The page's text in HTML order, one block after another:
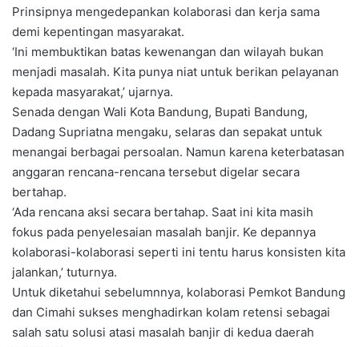
Prinsipnya mengedepankan kolaborasi dan kerja sama
demi kepentingan masyarakat.
‘Ini membuktikan batas kewenangan dan wilayah bukan
menjadi masalah. Kita punya niat untuk berikan pelayanan
kepada masyarakat,’ ujarnya.
Senada dengan Wali Kota Bandung, Bupati Bandung,
Dadang Supriatna mengaku, selaras dan sepakat untuk
menangai berbagai persoalan. Namun karena keterbatasan
anggaran rencana-rencana tersebut digelar secara
bertahap.
‘Ada rencana aksi secara bertahap. Saat ini kita masih
fokus pada penyelesaian masalah banjir. Ke depannya
kolaborasi-kolaborasi seperti ini tentu harus konsisten kita
jalankan,’ tuturnya.
Untuk diketahui sebelumnnya, kolaborasi Pemkot Bandung
dan Cimahi sukses menghadirkan kolam retensi sebagai
salah satu solusi atasi masalah banjir di kedua daerah